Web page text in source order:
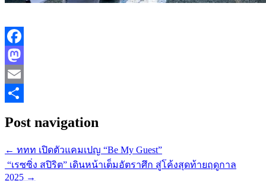
Facebook
Mastodon
Email
Post navigation
← ททท เปิดตัวแคมเปญ “Be My Guest”
“เรซซิ่ง สปิริต” เดินหน้าเต็มอัตราศึก สู่โค้งสุดท้ายฤดูกาล
2025 →